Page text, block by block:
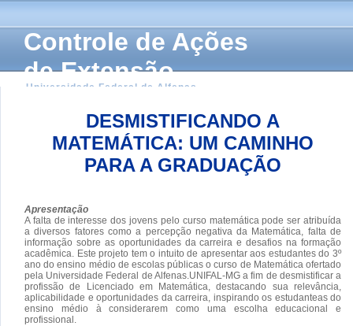
Controle de Ações
de Extensão
Universidade Federal de Alfenas
DESMISTIFICANDO A
MATEMÁTICA: UM CAMINHO
PARA A GRADUAÇÃO
Apresentação
A falta de interesse dos jovens pelo curso matemática pode ser atribuída
a diversos fatores como a percepção negativa da Matemática, falta de
informação sobre as oportunidades da carreira e desafios na formação
acadêmica. Este projeto tem o intuito de apresentar aos estudantes do 3º
ano do ensino médio de escolas públicas o curso de Matemática ofertado
pela Universidade Federal de Alfenas.UNIFAL-MG a fim de desmistificar a
profissão de Licenciado em Matemática, destacando sua relevância,
aplicabilidade e oportunidades da carreira, inspirando os estudanteas do
ensino médio à considerarem como uma escolha educacional e
profissional.